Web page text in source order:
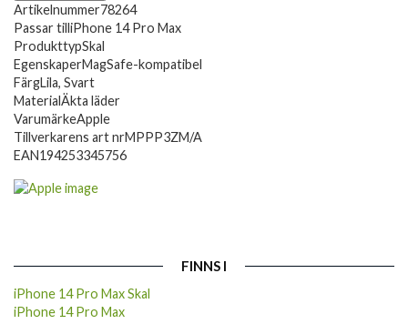
Artikelnummer78264
Passar tilliPhone 14 Pro Max
ProdukttypSkal
EgenskaperMagSafe-kompatibel
FärgLila, Svart
MaterialÄkta läder
VarumärkeApple
Tillverkarens art nrMPPP3ZM/A
EAN194253345756
FINNS I
iPhone 14 Pro Max Skal
iPhone 14 Pro Max